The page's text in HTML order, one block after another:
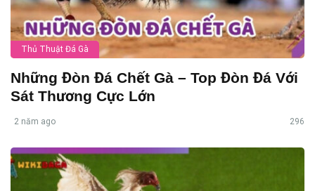
Thủ Thuật Đá Gà
Những Đòn Đá Chết Gà – Top Đòn Đá Với
Sát Thương Cực Lớn
2 năm ago 296